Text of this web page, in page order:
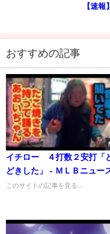
【速報
おすすめの記事
イチロー ４打数２安打「
どきした」 - ＭＬＢニュー
このサイトの記事を見る...